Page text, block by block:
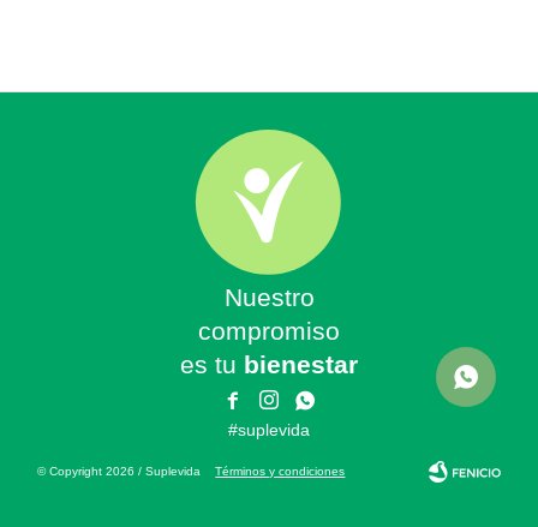
Nuestro
compromiso
es tu bienestar
 

#suplevida
© Copyright 2026 / SuplevidaTérminos y condiciones